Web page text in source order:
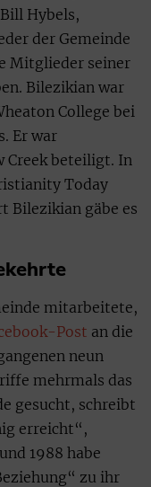
Hybels,
der Gemeinde
Mitglieder seiner
Bilezikian war
College bei
Er war
Creek beteiligt. In
Today
Bilezikian gäbe es
mitarbeitete,
Post an die
neun
mehrmals das
gesucht, schreibt
erreicht“,
1988 habe
zu ihr